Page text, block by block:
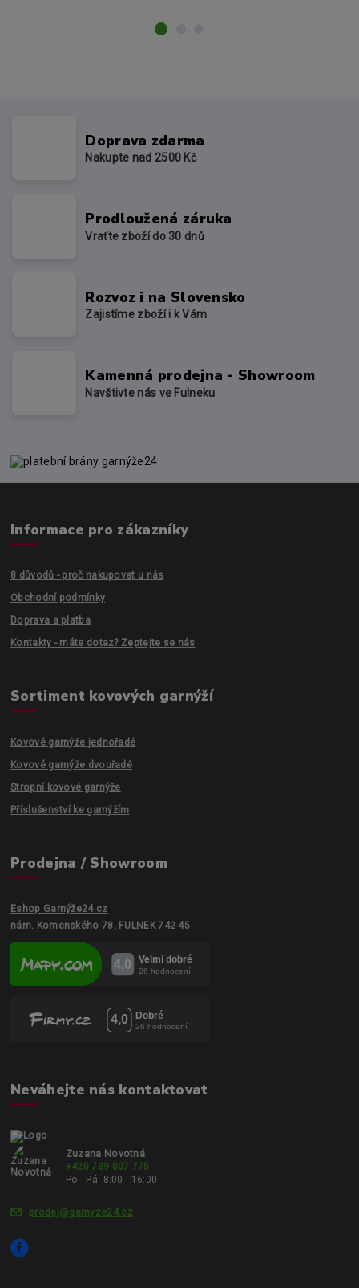
Doprava zdarma
Nakupte nad 2500 Kč
Prodloužená záruka
Vraťte zboží do 30 dnů
Rozvoz i na Slovensko
Zajistíme zboží i k Vám
Kamenná prodejna - Showroom
Navštivte nás ve Fulneku
Informace pro zákazníky
8 důvodů - proč nakupovat u nás
Obchodní podmínky
Doprava a platba
Kontakty - máte dotaz? Zeptejte se nás
Sortiment kovových garnýží
Kovové garnýže jednořadé
Kovové garnýže dvouřadé
Stropní kovové garnýže
Příslušenství ke garnýžím
Prodejna / Showroom
Eshop Garnýže24.cz
nám. Komenského 78, FULNEK 742 45
Neváhejte nás kontaktovat
Zuzana Novotná
+420 739 007 775
Po - Pá: 8:00 - 16:00
prodej@garnyze24.cz